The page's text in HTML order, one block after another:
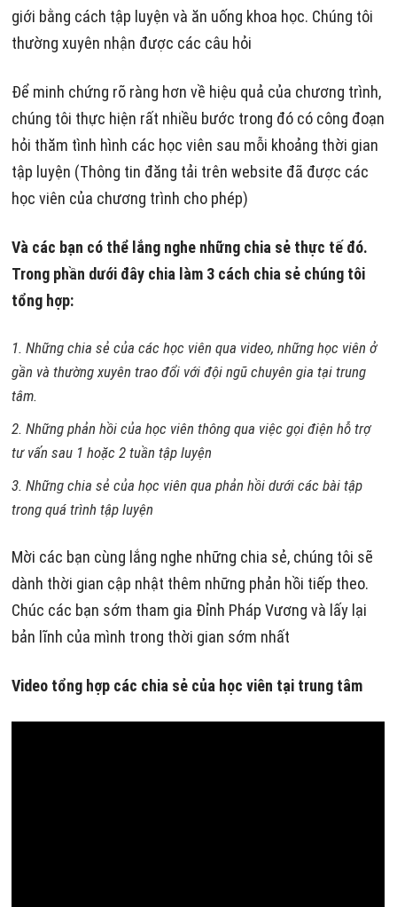
giới bằng cách tập luyện và ăn uống khoa học. Chúng tôi
thường xuyên nhận được các câu hỏi
Để minh chứng rõ ràng hơn về hiệu quả của chương trình,
chúng tôi thực hiện rất nhiều bước trong đó có công đoạn
hỏi thăm tình hình các học viên sau mỗi khoảng thời gian
tập luyện (Thông tin đăng tải trên website đã được các
học viên của chương trình cho phép)
Và các bạn có thể lắng nghe những chia sẻ thực tế đó.
Trong phần dưới đây chia làm 3 cách chia sẻ chúng tôi
tổng hợp:
Những chia sẻ của các học viên qua video, những học viên ở
gần và thường xuyên trao đổi với đội ngũ chuyên gia tại trung
tâm.
Những phản hồi của học viên thông qua việc gọi điện hỗ trợ
tư vấn sau 1 hoặc 2 tuần tập luyện
Những chia sẻ của học viên qua phản hồi dưới các bài tập
trong quá trình tập luyện
Mời các bạn cùng lắng nghe những chia sẻ, chúng tôi sẽ
dành thời gian cập nhật thêm những phản hồi tiếp theo.
Chúc các bạn sớm tham gia Đỉnh Pháp Vương và lấy lại
bản lĩnh của mình trong thời gian sớm nhất
Video tổng hợp các chia sẻ của học viên tại trung tâm